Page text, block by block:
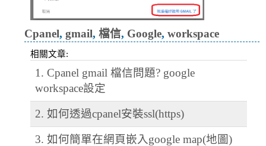
Cpanel,gmail,檔信, Google,workspace
相關文章:
1. Cpanel gmail 檔信問題? google
workspace設定
2. 如何透過cpanel安裝ssl(https)
3. 如何簡單在網頁嵌入google map(地圖)